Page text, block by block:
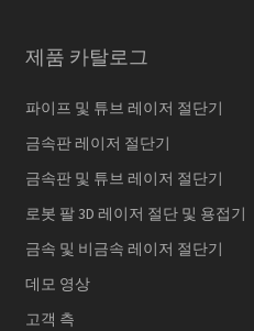
제품 카탈로그
파이프 및 튜브 레이저 절단기
금속판 레이저 절단기
금속판 및 튜브 레이저 절단기
로봇 팔 3D 레이저 절단 및 용접기
금속 및 비금속 레이저 절단기
데모 영상
고객 측